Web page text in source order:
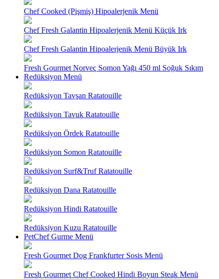
Chef Cooked (Pişmiş) Hipoalerjenik Menü
Chef Fresh Galantin Hipoalerjenik Menü Küçük Irk
Chef Fresh Galantin Hipoalerjenik Menü Büyük Irk
Fresh Gourmet Norveç Somon Yağı 450 ml Soğuk Sıkım
Redüksiyon Menü
Redüksiyon Tavşan Ratatouille
Redüksiyon Tavuk Ratatouille
Redüksiyon Ördek Ratatouille
Redüksiyon Somon Ratatouille
Redüksiyon Surf&Truf Ratatouille
Redüksiyon Dana Ratatouille
Redüksiyon Hindi Ratatouille
Redüksiyon Kuzu Ratatouille
PetChef Gurme Menü
Fresh Gourmet Dog Frankfurter Sosis Menü
Fresh Gourmet Chef Cooked Hindi Boyun Steak Menü